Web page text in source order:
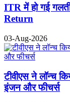
ITR में हो गई
Return
03-Aug-2026
टीवीएस ने लॉन्च
इंजन और फीचर्स